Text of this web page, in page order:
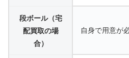
段ボール（宅
配買取の場
合）
自身で用意が